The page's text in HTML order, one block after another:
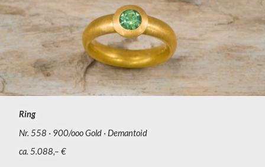
Ring
Nr. 558
900/ooo Gold
Demantoid
ca. 5.088,– €